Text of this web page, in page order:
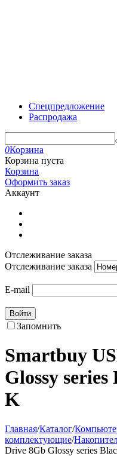
Спецпредложение
Распродажа
0Корзина
Корзина пуста
Корзина
Оформить заказ
Аккаунт
Отслеживание заказа
Отслеживание заказа
E-mail
Войти
Запомнить
Smartbuy
Glossy
K
Главная/Каталог/
комплектующие/
Drive 8Gb Glossy series